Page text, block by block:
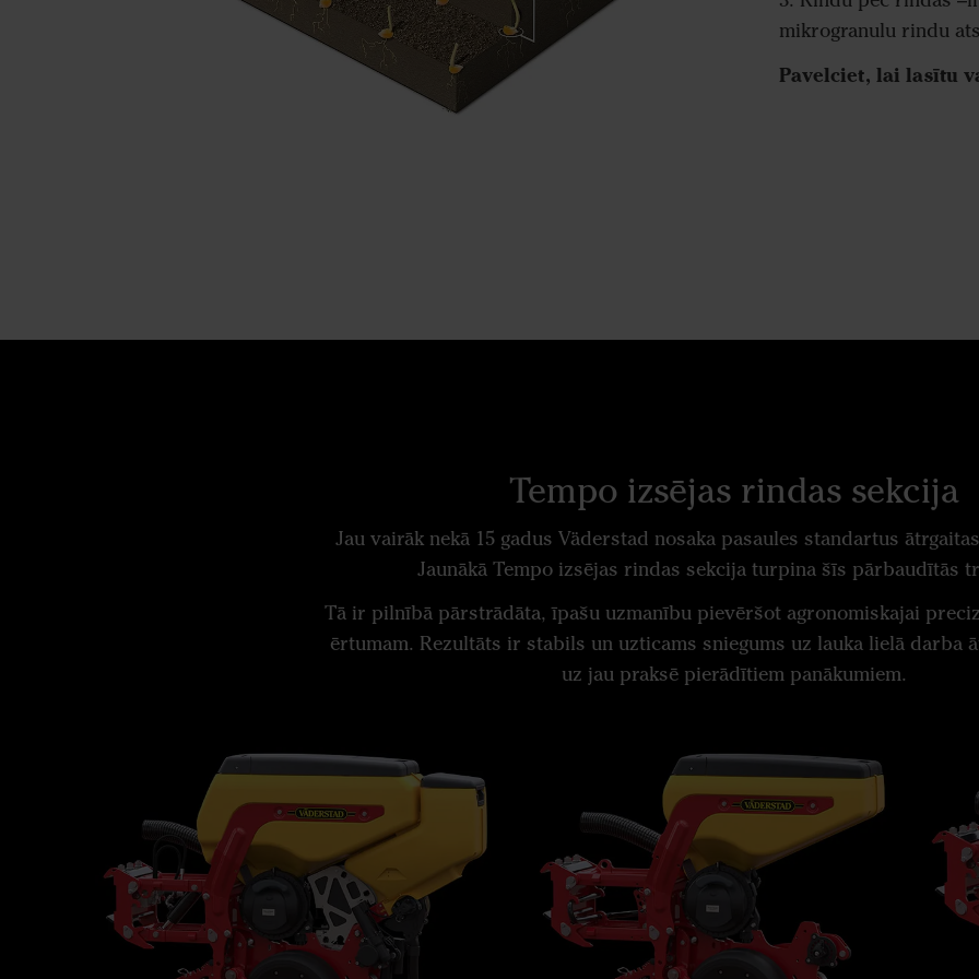
mikrogranulu rindu
Pavelciet, lai lasītu
Tempo izsējas rindas sekcija
Jau vairāk nekā 15 gadus Väderstad nosaka pasaules standartus
Jaunākā Tempo izsējas rindas sekcija turpina šīs pārbaudītās
Tā ir pilnībā pārstrādāta, īpašu uzmanību pievēršot agronomiskajai
ērtumam. Rezultāts ir stabils un uzticams sniegums uz lauka lielā darba
uz jau praksē pierādītiem panākumiem.